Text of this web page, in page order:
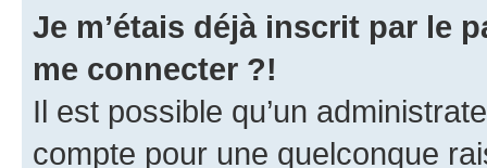
Je m’étais déjà inscrit par le
me connecter ?!
Il est possible qu’un
compte pour une quelconque